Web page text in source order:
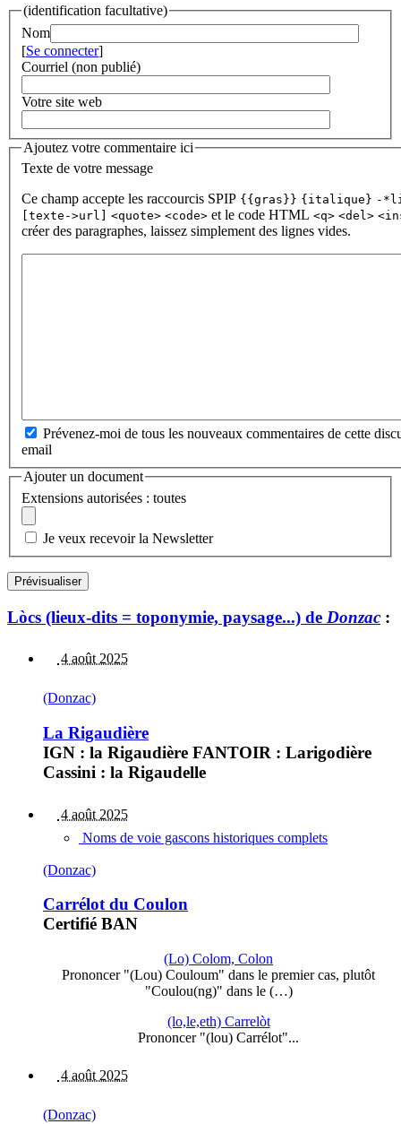
(identification facultative)
Nom
[Se connecter]
Courriel (non publié)
Votre site web
Ajoutez votre commentaire ici
Texte de votre message
Ce champ accepte les raccourcis SPIP {{gras}} {italique} -
[texte->url]
<quote> <code> et le code HTML <q> <del>
créer des paragraphes, laissez simplement des lignes vides.
Prévenez-moi de tous les nouveaux commentaires de cette
email
Ajouter un document
Extensions autorisées : toutes
Je veux recevoir la Newsletter
Lòcs (lieux-dits = toponymie, paysage...) de Donzac :
4 août 2025
(Donzac)
La Rigaudière
IGN : la Rigaudière FANTOIR : Larigodière
Cassini : la Rigaudelle
4 août 2025
Noms de voie gascons historiques complets
(Donzac)
Carrélot du Coulon
Certifié BAN
(Lo) Colom, Colon
Prononcer "(Lou) Couloum" dans le premier cas, plutôt
"Coulou(ng)" dans le (…)
(lo,le,eth) Carrelòt
Prononcer "(lou) Carrélot"...
4 août 2025
(Donzac)